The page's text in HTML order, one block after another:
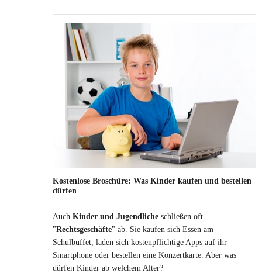
Kostenlose Broschüre: Was Kinder kaufen und bestellen
dürfen
Auch Kinder und Jugendliche schließen oft
"Rechtsgeschäfte" ab. Sie kaufen sich Essen am
Schulbuffet, laden sich kostenpflichtige Apps auf ihr
Smartphone oder bestellen eine Konzertkarte. Aber was
dürfen Kinder ab welchem Alter?